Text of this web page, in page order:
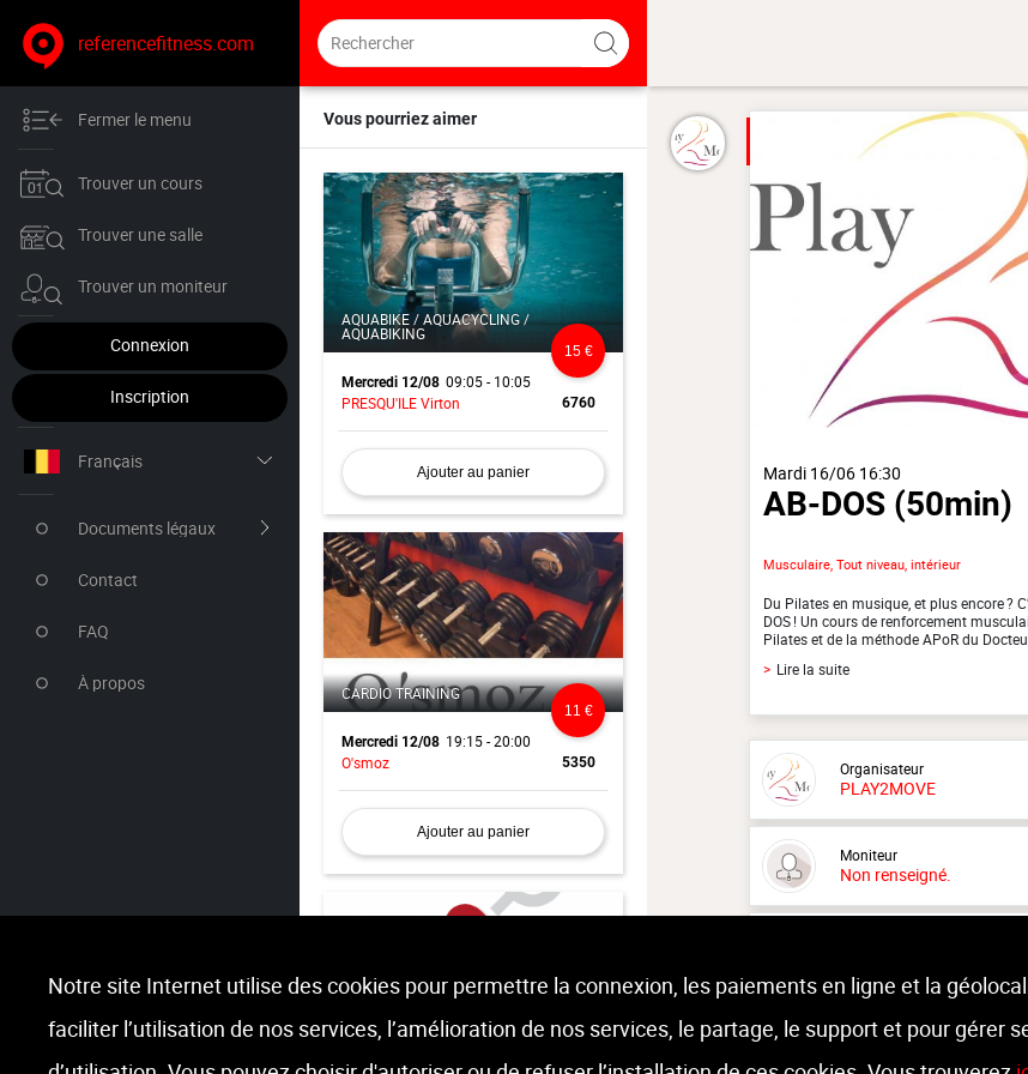
referencefitness.com
Fermer le menu
Trouver un cours
Trouver une salle
Trouver un moniteur
Connexion
Inscription
Français
Documents légaux
Contact
FAQ
À propos
Vous pourriez aimer
AQUABIKE / AQUACYCLING /
AQUABIKING
Mercredi 12/08 09:05 - 10:05
PRESQU'ILE Virton
6760
15 €
Ajouter au panier
CARDIO TRAINING
Mercredi 12/08 19:15 - 20:00
O'smoz
5350
11 €
Ajouter au panier
7 €
Mardi 16/06 16:30
AB-DOS(50min)
Musculaire, Tout niveau, intérieur
Du Pilates en musique, et plus encore ?
DOS ! Un cours de renforcement
Pilates et de la méthode APoR du
> Lire la suite
Organisateur
PLAY2MOVE
Moniteur
Non renseigné.
Notre site Internet utilise des cookies pour permettre la connexion, les paiements en ligne et la
faciliter l’utilisation de nos services, l’amélioration de nos services, le partage, le support et pour gérer